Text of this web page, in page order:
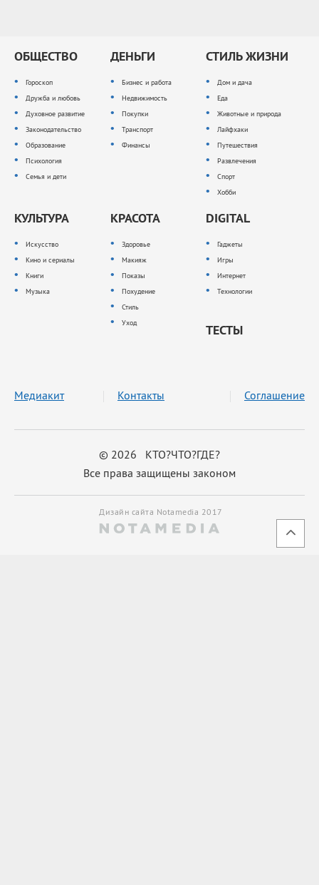
ОБЩЕСТВО
Гороскоп
Дружба и любовь
Духовное развитие
Законодательство
Образование
Психология
Семья и дети
ДЕНЬГИ
Бизнес и работа
Недвижимость
Покупки
Транспорт
Финансы
СТИЛЬ ЖИЗНИ
Дом и дача
Еда
Животные и природа
Лайфхаки
Путешествия
Развлечения
Спорт
Хобби
КУЛЬТУРА
Искусство
Кино и сериалы
Книги
Музыка
КРАСОТА
Здоровье
Макияж
Показы
Похудение
Стиль
Уход
DIGITAL
Гаджеты
Игры
Интернет
Технологии
ТЕСТЫ
© 2026 КТО?ЧТО?ГДЕ?
Все права защищены законом
Медиакит Контакты Соглашение
Дизайн сайта Notamedia 2017